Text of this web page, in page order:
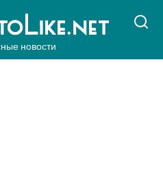
новости